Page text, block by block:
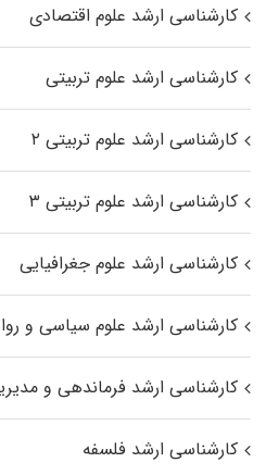
کارشناسی ارشد علوم اقتصادی
کارشناسی ارشد علوم تربیتی
کارشناسی ارشد علوم تربیتی ۲
کارشناسی ارشد علوم تربیتی ۳
کارشناسی ارشد علوم جغرافیایی
کارشناسی ارشد علوم سیاسی و
کارشناسی ارشد فرماندهی و
کارشناسی ارشد فلسفه